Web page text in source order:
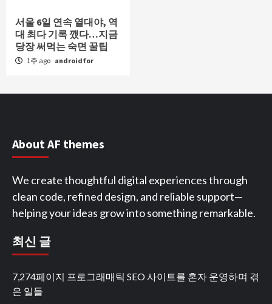
서울 6일 연속 열대야, 역
대 최다 기록 깼다…지금
당장 써먹는 숙면 꿀팁
1주 ago androidfor
About AF themes
We create thoughtful digital experiences through
clean code, refined design, and reliable support—
helping your ideas grow into something remarkable.
최신 글
7,274페이지 프로그래매틱 SEO 사이트를 혼자 운영하며 겪
은 일들